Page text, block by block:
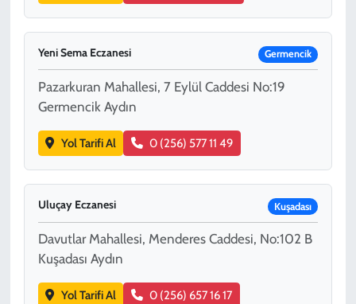
Yeni Sema Eczanesi Germencik
Pazarkuran Mahallesi, 7 Eylül Caddesi No:19
Germencik Aydın
Yol Tarifi Al 0 (256) 577 11 49
Uluçay Eczanesi Kuşadası
Davutlar Mahallesi, Menderes Caddesi, No:102 B
Kuşadası Aydın
Yol Tarifi Al 0 (256) 657 16 17